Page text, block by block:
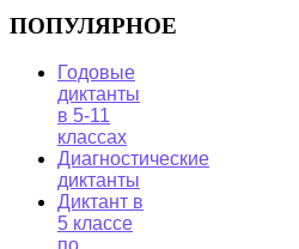
ПОПУЛЯРНОЕ
Годовые
диктанты
в 5-11
классах
Диагностические
диктанты
Диктант в
5 классе
по